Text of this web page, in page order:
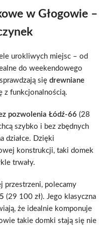
w Głogowie –
urokliwych miejsc – od
do weekendowego
się drewniane
z funkcjonalnością.
pozwolenia Łódź-66 (28
szybko i bez zbędnych
działce. Dzięki
konstrukcji, taki domek
trwały.
przestrzeni, polecamy
(29 100 zł). Jego klasyczna
że idealnie komponuje
takie domki stają się nie